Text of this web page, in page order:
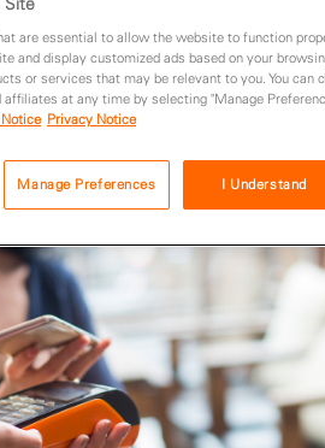
are essential to allow the website to function
and display customized ads based on your
or services that may be relevant to you. You can
at any time by selecting "Manage
Privacy Notice
Manage Preferences I Understand